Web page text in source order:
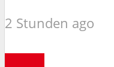
2 Stunden ago